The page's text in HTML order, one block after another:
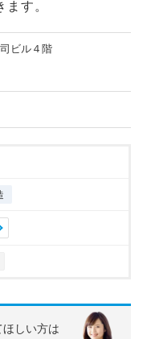
す。
ビル４階
しい方は